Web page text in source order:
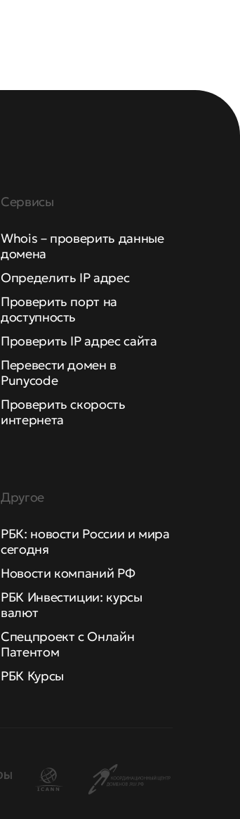
Сервисы
Whois – проверить данные
домена
Определить IP адрес
Проверить порт на
доступность
Проверить IP адрес сайта
Перевести домен в
Punycode
Проверить скорость
интернета
Другое
РБК: новости России и мира
сегодня
Новости компаний РФ
РБК Инвестиции: курсы
валют
Спецпроект с Онлайн
Патентом
РБК Курсы